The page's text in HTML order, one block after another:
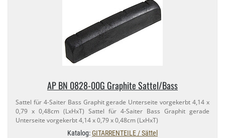
AP BN 0828-​00G Graphite Sattel/​Bass
Sattel für 4-​Saiter Bass Graphit gerade Unterseite vorgekerbt 4,​14 x
0,​79 x 0,​48cm (LxHxT) Sattel für 4-​Saiter Bass Graphit gerade
Unterseite vorgekerbt 4,​14 x 0,​79 x 0,​48cm (LxHxT)
Katalog:GITARRENTEILE / Sättel